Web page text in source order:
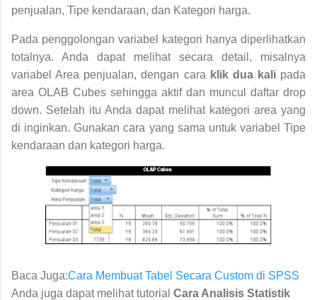
penjualan, Tipe kendaraan, dan Kategori harga.
Pada penggolongan variabel kategori hanya diperlihatkan
totalnya. Anda dapat melihat secara detail, misalnya
variabel Area penjualan, dengan cara klik dua kalipada
area OLAB Cubes sehingga aktif dan muncul daftar drop
down. Setelah itu Anda dapat melihat kategori area yang
di inginkan. Gunakan cara yang sama untuk variabel Tipe
kendaraan dan kategori harga.
Baca Juga:Cara Membuat Tabel Secara Custom di SPSS
Anda juga dapat melihat tutorial Cara Analisis Statistik